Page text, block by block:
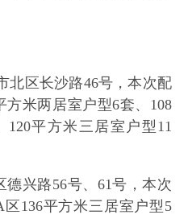
北区长沙路46号，本次配
方米两居室户型6套、108
平方米三居室户型11
兴路56号、61号，本次
136平方米三居室户型5